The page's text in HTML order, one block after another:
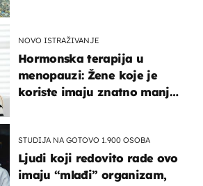
NOVO ISTRAŽIVANJE
Hormonska terapija u
menopauzi: Žene koje je
koriste imaju znatno manji
STUDIJA NA GOTOVO 1.900 OSOBA
Ljudi koji redovito rade ovo
imaju “mlađi” organizam,